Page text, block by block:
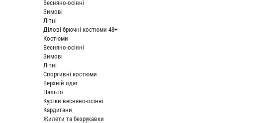
Весняно-осінні
Зимові
Літні
Ділові брючні костюми 48+
Костюми
Весняно-осінні
Зимові
Літні
Спортивні костюми
Верхній одяг
Пальто
Куртки весняно-осінні
Кардигани
Жилети та безрукавки